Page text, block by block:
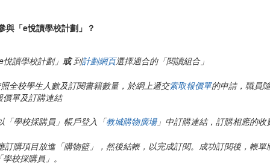
與「e悅讀學校計劃」？
讀學校計劃」 或到計劃網頁選擇適合的「閱讀組合」
全校學生人數及訂閱書籍數量，於網上遞交索取報價單的申請，職員
價單及訂購連結
「學校採購員」帳戶登入「教城購物廣場」中訂購連結，訂購相應的
訂購項目放進「購物籃」，然後結帳，以完成訂閱。成功訂閱後，帳單
校採購員」。